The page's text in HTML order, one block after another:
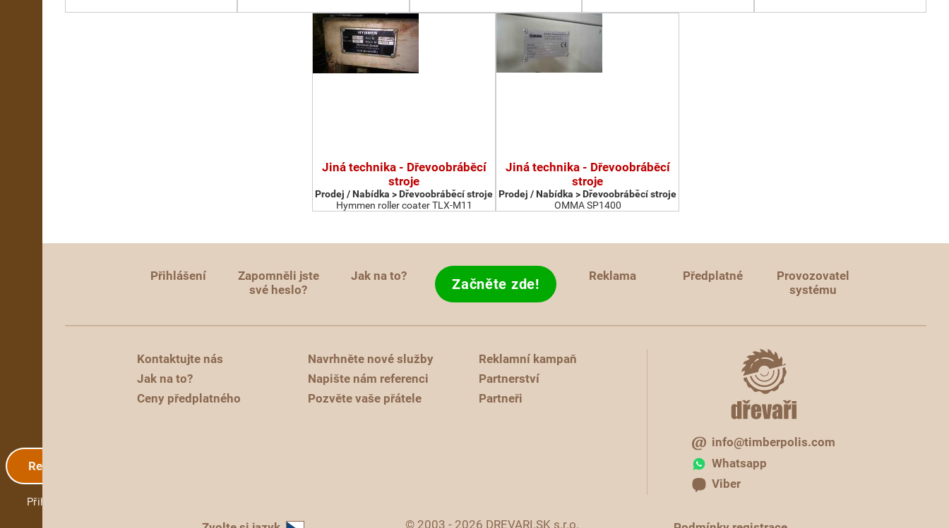
Registrace
Přihlášení
Jiná technika - Dřevoobráběcí
stroje
Prodej / Nabídka > Dřevoobráběcí stroje
Hymmen roller coater TLX-M11
Jiná technika - Dřevoobráběcí
stroje
Prodej / Nabídka > Dřevoobráběcí stroje
OMMA SP1400
Přihlášení
Zapomněli jste
své heslo?
Jak na to? Začněte zde! Reklama Předplatné
Provozovatel
systému
Kontaktujte nás
Jak na to?
Ceny předplatného
Navrhněte nové služby
Napište nám referenci
Pozvěte vaše přátele
Reklamní kampaň
Partnerství
Partneři
info@timberpolis.com
Whatsapp
Viber
© 2003 - 2026 DREVARI.SK s.r.o.